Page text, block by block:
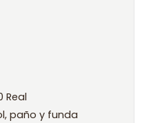
Real
paño y funda